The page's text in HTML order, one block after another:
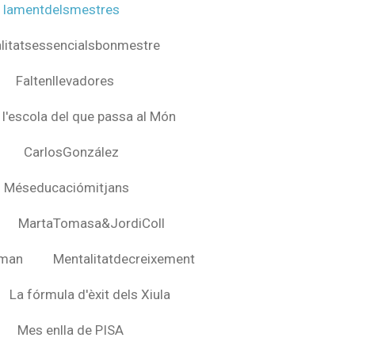
lamentdelsmestres
Faltenllevadores
l'escola del que passa al Món
CarlosGonzález
Méseducaciómitjans
MartaTomasa&JordiColl
Mentalitatdecreixement
La fórmula d'èxit dels Xiula
Mes enlla de PISA